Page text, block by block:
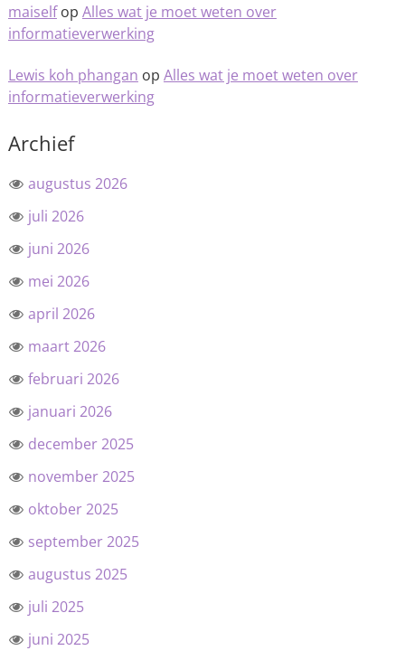
maiselfop Alles wat je moet weten over
informatieverwerking
Lewis koh phangan op Alles wat je moet weten over
informatieverwerking
Archief
augustus 2026
juli 2026
juni 2026
mei 2026
april 2026
maart 2026
februari 2026
januari 2026
december 2025
november 2025
oktober 2025
september 2025
augustus 2025
juli 2025
juni 2025